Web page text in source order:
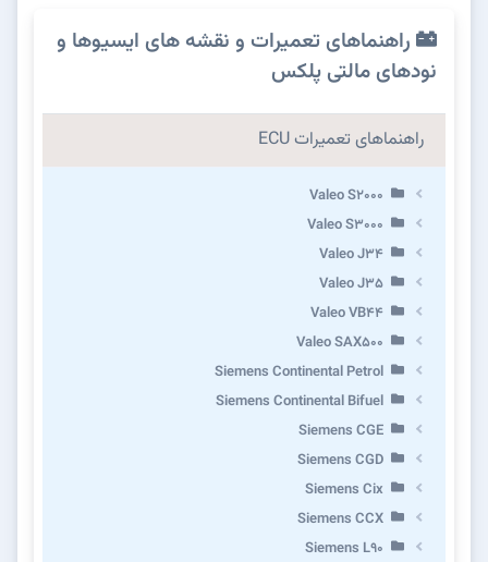
راهنماهای تعمیرات و نقشه های ایسیوها و
نودهای مالتی پلکس
راهنماهای تعمیرات ECU
Valeo S2000
Valeo S3000
Valeo J34
Valeo J35
Valeo VB44
Valeo SAX500
Siemens Continental Petrol
Siemens Continental Bifuel
Siemens CGE
Siemens CGD
Siemens Cix
Siemens CCX
Siemens L90